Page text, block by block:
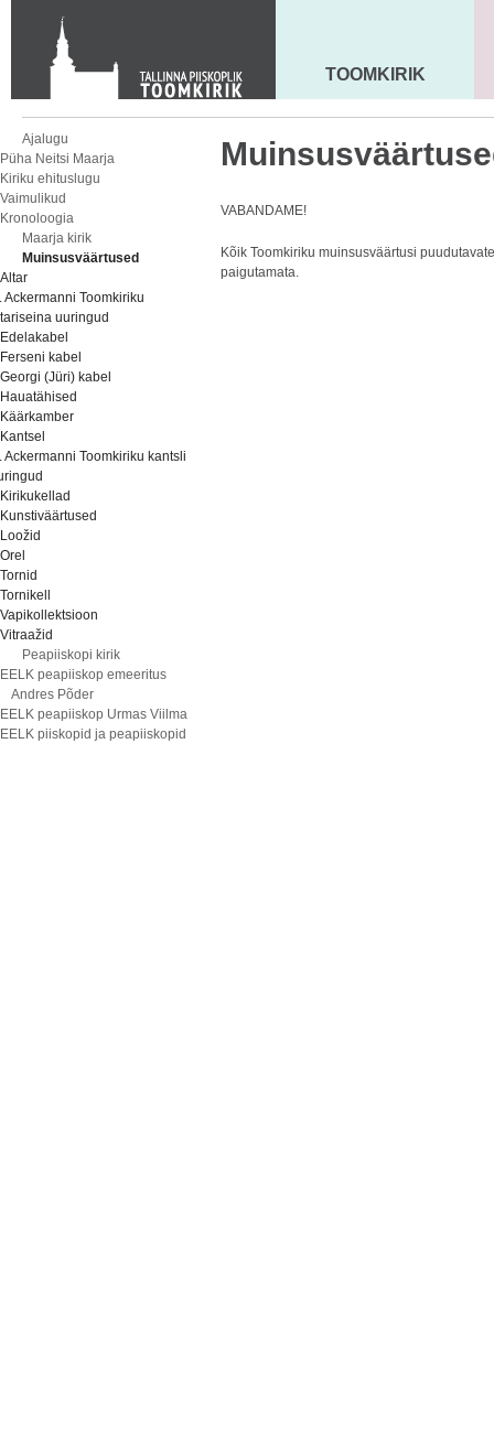
Toom-Kooli 6, 10130 TALLINN
tallinna.toom
+372 644 4140
MAARJA KIRIK
TOOMKIRIK
Ajalugu
Püha Neitsi Maarja
Kiriku ehituslugu
Vaimulikud
Kronoloogia
Maarja kirik
Muinsusväärtused
Altar
Ackermanni Toomkiriku
uuringud
Edelakabel
Ferseni kabel
Georgi (Jüri) kabel
Hauatähised
Käärkamber
Kantsel
Ackermanni Toomkiriku kantsli
Kirikukellad
Kunstiväärtused
Loožid
Orel
Tornid
Tornikell
Vapikollektsioon
Vitraažid
Peapiiskopi kirik
EELK peapiiskop emeeritus
Andres Põder
EELK peapiiskop Urmas Viilma
EELK piiskopid ja peapiiskopid
VABANDAME!
Kõik Toomkiriku muinsusväärtusi
paigutamata.